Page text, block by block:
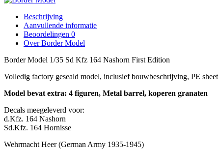
Beschrijving
Aanvullende informatie
Beoordelingen 0
Over Border Model
Border Model 1/35 Sd Kfz 164 Nashorn First Edition
Volledig factory geseald model, inclusief bouwbeschrijving, PE
Model bevat extra: 4 figuren, Metal barrel, koperen granaten
Decals meegeleverd voor:
d.Kfz. 164 Nashorn
Sd.Kfz. 164 Hornisse
Wehrmacht Heer(German Army 1935-1945)